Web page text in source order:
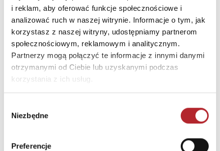
i reklam, aby oferować funkcje społecznościowe i
analizować ruch w naszej witrynie. Informacje o tym, jak
korzystasz z naszej witryny, udostępniamy partnerom
społecznościowym, reklamowym i analitycznym.
Partnerzy mogą połączyć te informacje z innymi danymi
otrzymanymi od Ciebie lub uzyskanymi podczas
korzystania z ich usług.
zgody
Niezbędne
Preferencje
E-mail office@kukuryku.co
INNI KLIENCI KUPOWALI